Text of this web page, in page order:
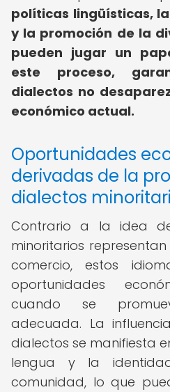
políticas lingüísticas,
y la promoción de la
pueden jugar un
este proceso,
dialectos no
económico actual.
Oportunidades
derivadas de la
dialectos
Contrario a la idea
minoritarios
comercio, estos
oportunidades
cuando se
adecuada. La
dialectos se manifiesta
lengua y la
comunidad, lo que